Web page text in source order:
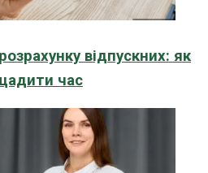
відпускних: як
час